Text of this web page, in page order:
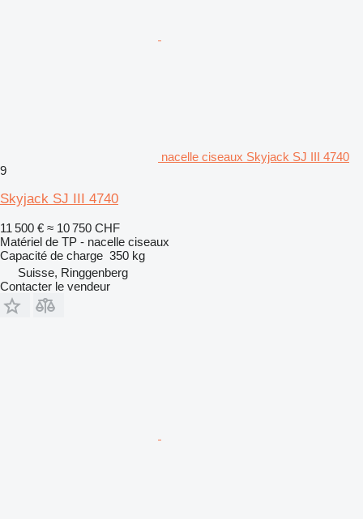
nacelle ciseaux Skyjack SJ III 4740
9
Skyjack SJ III 4740
11 500 € ≈ 10 750 CHF
Matériel de TP - nacelle ciseaux
Capacité de charge 350 kg
Suisse, Ringgenberg
Contacter le vendeur